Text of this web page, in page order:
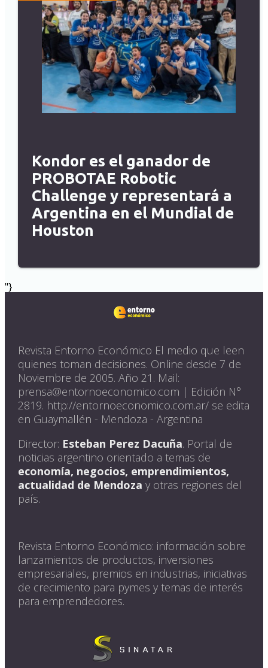
Kondor es el ganador de
PROBOTAE Robotic
Challenge y representará a
Argentina en el Mundial de
Houston
"}
Revista Entorno Económico El medio que leen
quienes toman decisiones. Online desde 7 de
Noviembre de 2005. Año 21. Mail:
prensa@entornoeconomico.com | Edición N°
2819. http://entornoeconomico.com.ar/ se edita
en Guaymallén - Mendoza - Argentina
Director: Esteban Perez Dacuña. Portal de
noticias argentino orientado a temas de
economía, negocios, emprendimientos,
actualidad de Mendoza y otras regiones del
país.
Revista Entorno Económico: información sobre
lanzamientos de productos, inversiones
empresariales, premios en industrias, iniciativas
de crecimiento para pymes y temas de interés
para emprendedores.